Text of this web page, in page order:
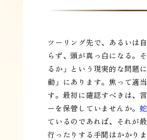
ツーリング先で、あるいは
らず、頭が真っ白になる。
るか」という現実的な問題
動」にあります。焦って適
す。最初に確認すべきは、
ーを保管していませんか。
ているのであれば、それが
行ったりする手間はかかり